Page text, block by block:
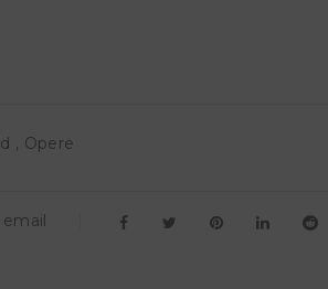
, Opere